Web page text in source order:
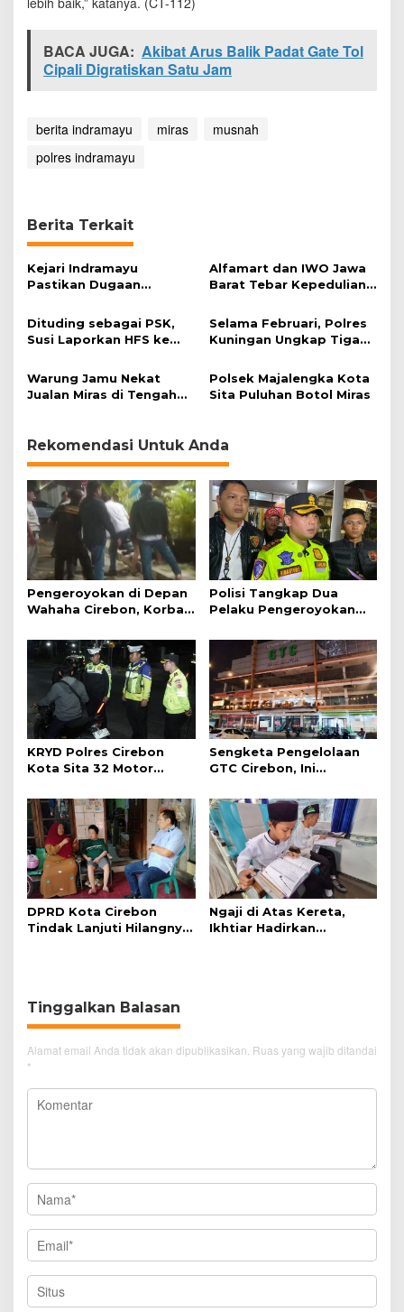
i
r
r
a
a
y
BACA JUGA: Akibat Arus Balik Padat Gate Tol
Cipali Digratiskan Satu Jam
berita indramayu miras
musnah
polres indramayu
Berita Terkait
Kejari Indramayu
Pastikan Dugaan
TDA Tak Terbukti
Alfamart dan IWO Jawa
Barat Tebar Kepedulian
Dituding sebagai PSK,
Susi Laporkan HFS ke
Selama Februari, Polres
Kuningan Ungkap Tiga
Warung Jamu Nekat
Jualan Miras di Tengah
Polsek Majalengka Kota
Sita Puluhan Botol Miras
Rekomendasi Untuk Anda
Pengeroyokan di Depan
Wahaha Cirebon, Korban
Polisi
Polisi Tangkap Dua
Pelaku Pengeroyokan
KRYD Polres Cirebon
Kota Sita 32 Motor
Sengketa Pengelolaan
GTC Cirebon, Ini
Simanjuntak
DPRD Kota Cirebon
Tindak Lanjuti Hilangnya
Ngaji di Atas Kereta,
Ikhtiar Hadirkan
Tinggalkan Balasan
Alamat email Anda tidak akan dipublikasikan. Ruas yang wajib ditandai
*